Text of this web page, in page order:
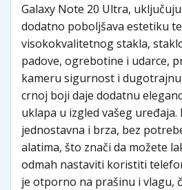
Galaxy Note 20 Ultra,
dodatno poboljšava estetiku
visokokvalitetnog stakla,
padove, ogrebotine i udarce,
kameru sigurnost i
crnoj boji daje dodatnu
uklapa u izgled vašeg uređaja.
jednostavna i brza, bez
alatima, što znači da možete
odmah nastaviti koristiti
je otporno na prašinu i vlagu,